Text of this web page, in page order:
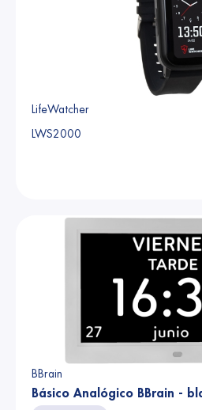
LifeWatcher
LWS2000
BBrain
Básico Analógico BBrain -